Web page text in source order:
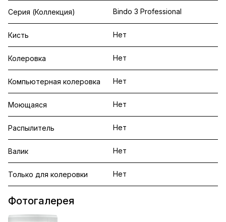
Серия (Коллекция) Bindo 3 Professional
Кисть Нет
Колеровка Нет
Компьютерная колеровка Нет
Моющаяся Нет
Распылитель Нет
Валик Нет
Только для колеровки Нет
Фотогалерея